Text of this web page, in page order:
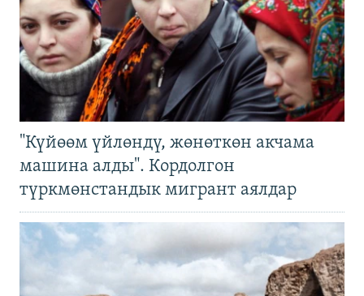
"Күйөөм үйлөндү, жөнөткөн акчама
машина алды". Кордолгон
түркмөнстандык мигрант аялдар